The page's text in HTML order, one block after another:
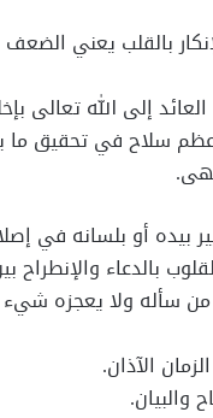
بالقلب يعني الضعف
إلى الله تعالى
سلاح في تحقيق ما
بيده أو بلسانه في
بالدعاء والإنطراح
من سأله ولا يعجزه
الآذان.
والبيان.